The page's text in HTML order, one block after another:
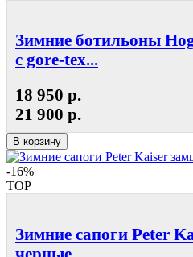
Зимние ботильоны
с gore-tex...
18 950 р.
21 900 р.
В корзину
-16%
TOP
Зимние сапоги Peter
черные...